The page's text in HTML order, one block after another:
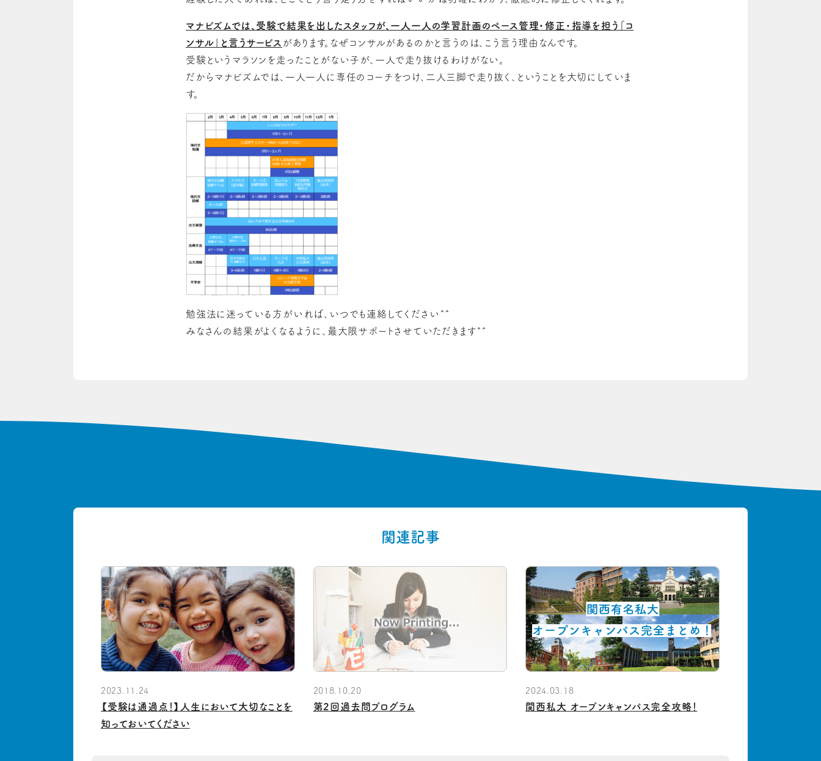
マナビズムでは、受験で結果を出したスタッフが、一人一人の学習計画のペース管理・修正・指導を担う「コ
ンサル」と言うサービス があります。なぜコンサルがあるのかと言うのは、こう言う理由なんです。
受験というマラソンを走ったことがない子が、一人で走り抜けるわけがない。
だからマナビズムでは、一人一人に専任のコーチをつけ、二人三脚で走り抜く、ということを大切にしていま
す。
勉強法に迷っている方がいれば、いつでも連絡してください^^
みなさんの結果がよくなるように、最大限サポートさせていただきます^^
関連記事
2023.11.24
【受験は通過点！】人生において大切なことを
知っておいてください
2018.10.20
第2回過去問プログラム
2024.03.18
関西私大 オープンキャンパス完全攻略！